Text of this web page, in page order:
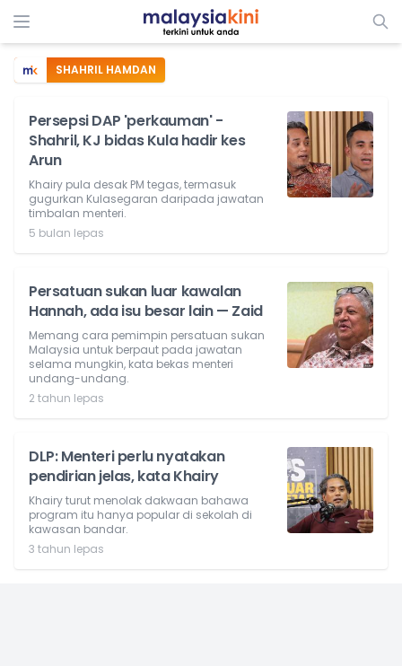
SHAHRIL HAMDAN
Persepsi DAP 'perkauman' -
Shahril, KJ bidas Kula hadir kes
Arun
Khairy pula desak PM tegas, termasuk
gugurkan Kulasegaran daripada jawatan
timbalan menteri.
5 bulan lepas
Persatuan sukan luar kawalan
Hannah, ada isu besar lain — Zaid
Memang cara pemimpin persatuan sukan
Malaysia untuk berpaut pada jawatan
selama mungkin, kata bekas menteri
undang-undang.
2 tahun lepas
DLP: Menteri perlu nyatakan
pendirian jelas, kata Khairy
Khairy turut menolak dakwaan bahawa
program itu hanya popular di sekolah di
kawasan bandar.
3 tahun lepas